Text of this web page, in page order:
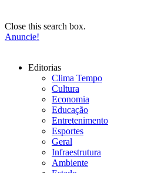
Close this search box.
Anuncie!
Editorias
Clima Tempo
Cultura
Economia
Educação
Entretenimento
Esportes
Geral
Infraestrutura
Ambiente